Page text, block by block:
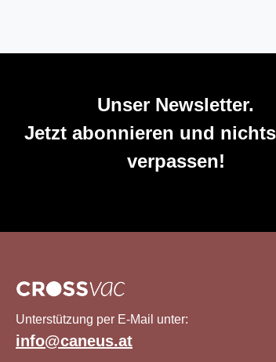
Unser Newsletter.
Jetzt abonnieren und
verpassen!
Unterstützung per E-Mail unter:
info@caneus.at